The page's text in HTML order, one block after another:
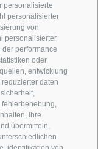
personalisierte
personalisierter
von
personalisierter
performance
oder
entwicklung
daten
ihre
übermitteln,